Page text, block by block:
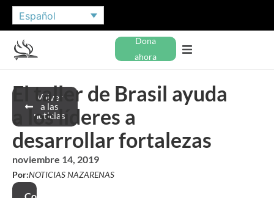
Español
Dona
ahora
Volver
a las
noticias
El taller de Brasil ayuda
a los líderes a
desarrollar fortalezas
noviembre 14, 2019
Por:NOTICIAS NAZARENAS
Compartir